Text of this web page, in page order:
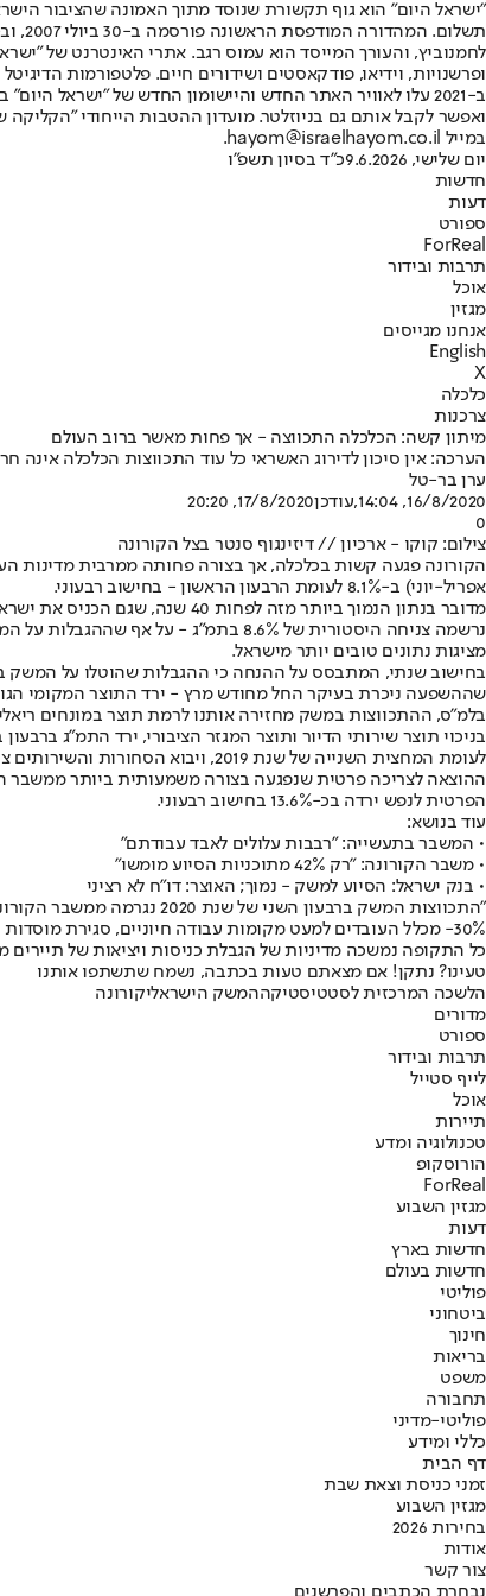
"ישראל היום" הוא גוף תקשורת שנוסד מתוך האמונה שהציבור
ופרשנויות, וידיאו, פודקאסטים ושידורים חיים. פלטפורמות
ב-2021 עלו לאוויר האתר החדש והיישומון החדש של "ישראל
ואפשר לקבל אותם גם בניוזלטר. מועדון ההטבות הייחודי
במייל hayom@israelhayom.co.il.
יום שלישי, 9.6.2026
כ"ד בסיון תשפ"ו
חדשות
דעות
ספורט
ForReal
תרבות ובידור
אוכל
מגזין
אנחנו מגייסים
English
X
כלכלה
צרכנות
מיתון קשה: הכלכלה התכווצה - אך פחות מאשר ברוב העולם
הערכה: אין סיכון לדירוג האשראי כל עוד התכווצות הכלכלה אינה
ערן בר-טל
16/8/2020, 14:04
,עודכן17/8/2020, 20:20
0
צילום: קוקו - ארכיון // דיזינגוף סנטר בצל הקורונה
הקורונה פגעה קשות בכלכלה, אך בצורה פחותה ממרבית מדינות
אפריל-יוני) ב-8.1% לעומת הרבעון הראשון - בחישוב רבעוני.
נרשמה צניחה היסטורית של 8.6%
מציגות נתונים טובים יותר מישראל.
בלמ"ס, ההתכווצות במשק מחזירה אותנו לרמת תוצר במונחים
לעומת המחצית השנייה של שנת 2019, ויבוא הסחורות והשירותים צנח בכ-42% שנתית, 12.6% בחישוב רבעוני.
הפרטית לנפש ירדה בכ-13.6% בחישוב רבעוני.
עוד בנושא:
• המשבר בתעשייה: "רבבות עלולים לאבד עבודתם"
• משבר הקורונה: "רק 42% מתוכניות הסיוע מומשו"
• בנק ישראל: הסיוע למשק - נמוך; האוצר: דו"ח לא רציני
"התכווצות המשק ברבעון
30%- מכלל העובדים למעט מקומות עבודה חיוניים, סגירת
כל התקופה נמשכה מדיניות של הגבלת כניסות ויציאות של תיירים
טעינו? נתקן! אם מצאתם טעות בכתבה, נשמח שתשתפו אותנו
הלשכה המרכזית לסטטיסטיקההמשק הישראליקורונה
מדורים
ספורט
תרבות ובידור
לייף סטייל
אוכל
תיירות
טכנולוגיה ומדע
הורוסקופ
ForReal
מגזין השבוע
דעות
חדשות בארץ
חדשות בעולם
פוליטי
ביטחוני
חינוך
בריאות
משפט
תחבורה
פוליטי-מדיני
כללי ומידע
דף הבית
זמני כניסת וצאת שבת
מגזין השבוע
בחירות 2026
אודות
צור קשר